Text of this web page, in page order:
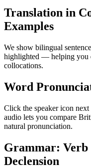
Translation in
Examples
We show bilingual
highlighted — helping you
collocations.
Word
Click the speaker icon
audio lets you compare
natural pronunciation.
Grammar: Verb
Declension